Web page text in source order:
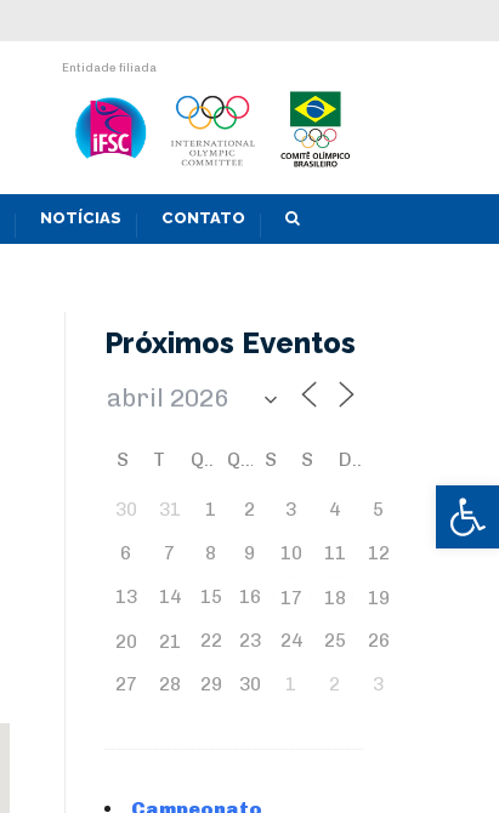
Abrir
Entidade filiada
NOTÍCIAS CONTATO
Próximos Eventos
S T Q Q S S D
30 31 1 2 3 4
5
6
7 8 9 10 11
12
13
14 15 16 17 18
19
20
21 22 23 24 25
26
27
28 29 30 1 2 3